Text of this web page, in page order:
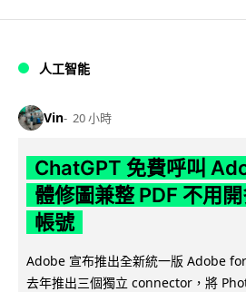
人工智能
Vin 20 小時
ChatGPT 免費呼叫
體修圖兼整 PDF 不用
帳號
Adobe 宣布推出全新統一版 Adobe
去年推出三個獨立 connector，將